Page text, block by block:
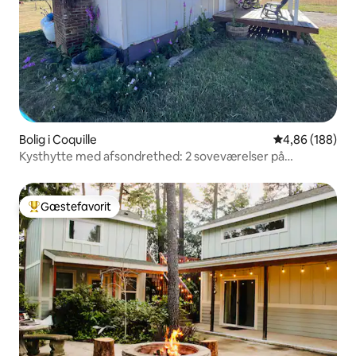
Bolig i Coquille 4,86 ud af 5 i
4,86 (188)
Kysthytte med afsondrethed: 2 soveværelser på
Bedste gæstefavorit
Gæstefavorit